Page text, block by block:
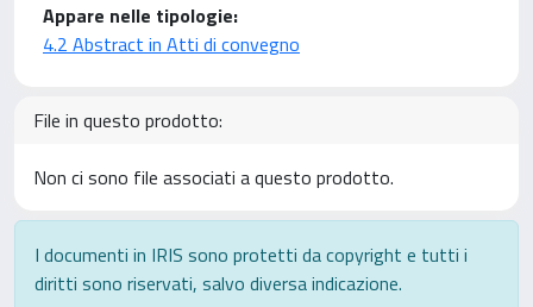
Appare nelle tipologie:
4.2 Abstract in Atti di convegno
File in questo prodotto:
Non ci sono file associati a questo prodotto.
I documenti in IRIS sono protetti da copyright e tutti i
diritti sono riservati, salvo diversa indicazione.